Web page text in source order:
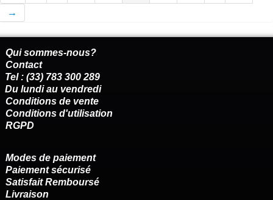
→
Qui sommes-nous?
Contact
Tel : (33) 783 300 289
Du lundi au vendredi
Conditions de vente
Conditions d'utilisation
RGPD
Modes de paiement
Paiement sécurisé
Satisfait Remboursé
Livraison